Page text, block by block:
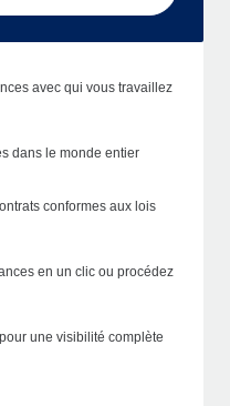
avec qui vous travaillez
dans le monde entier
conformes aux lois
en un clic ou procédez
une visibilité complète